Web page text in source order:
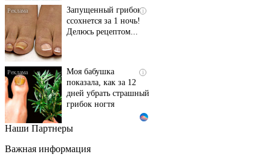
i
Запущенный грибок
ссохнется за 1 ночь!
Делюсь рецептом...
i
Моя бабушка
показала, как за 12
дней убрать страшный
грибок ногтя
Этот танец невесты
Пересмотрела 10 раз
Наши Партнеры
Важная информация